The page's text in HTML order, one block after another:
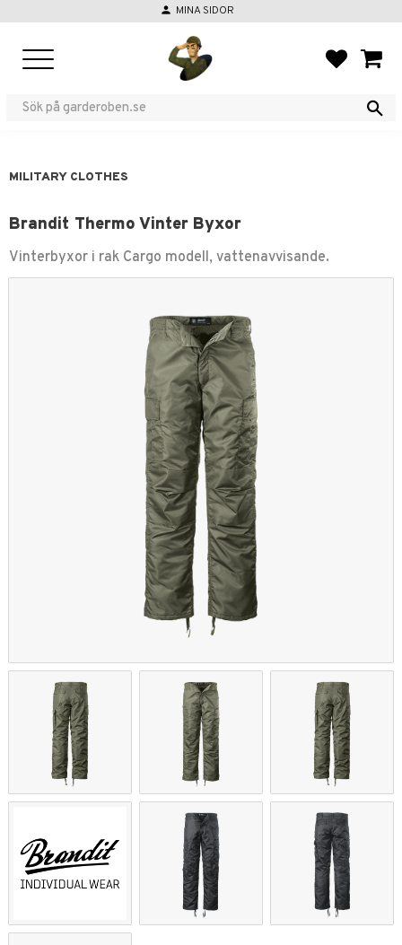
person MINA SIDOR
MILITARY CLOTHES
Brandit Thermo Vinter Byxor
Vinterbyxor i rak Cargo modell, vattenavvisande.